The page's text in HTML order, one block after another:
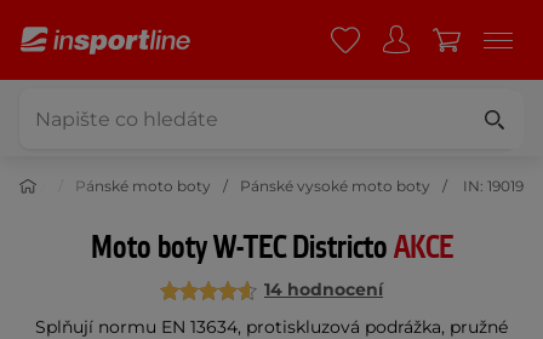
boty Pánské moto boty Pánské vysoké moto boty IN: 19019
Moto boty W-TEC DistrictoAKCE
14 hodnocení
Splňují normu EN 13634, protiskluzová podrážka, pružné